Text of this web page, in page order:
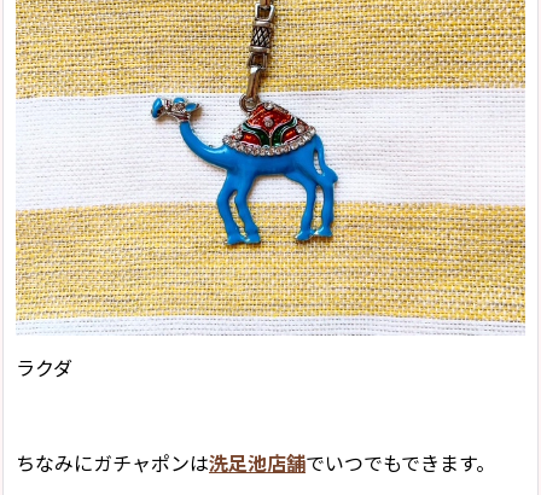
ラクダ
ちなみにガチャポンは洗足池店舗でいつでもできます。